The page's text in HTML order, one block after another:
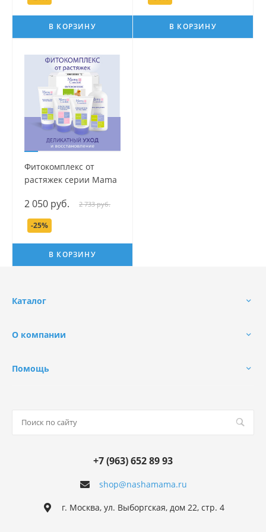
В КОРЗИНУ В КОРЗИНУ
Фитокомплекс от
растяжек серии Mama
2 050 руб. 2 733 руб.
-25%
В КОРЗИНУ
Каталог
О компании
Помощь
shop@nashamama.ru
+7 (963) 652 89 93
г. Москва, ул. Выборгская, дом 22, стр. 4